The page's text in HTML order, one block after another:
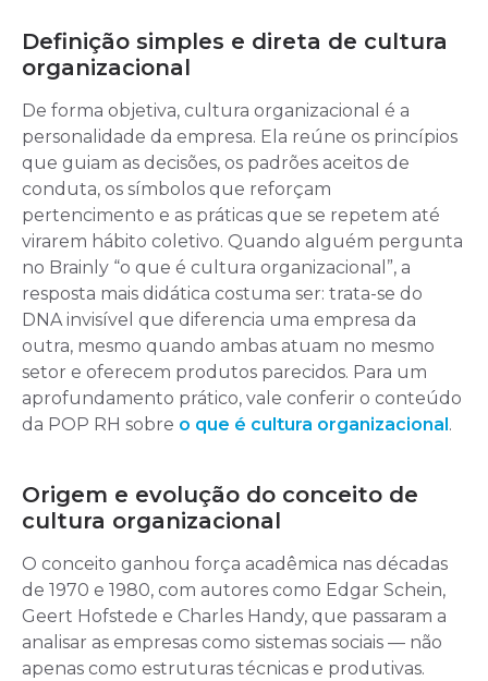
Definição simples e direta de cultura
organizacional
De forma objetiva, cultura organizacional é a
personalidade da empresa. Ela reúne os princípios
que guiam as decisões, os padrões aceitos de
conduta, os símbolos que reforçam
pertencimento e as práticas que se repetem até
virarem hábito coletivo. Quando alguém pergunta
no Brainly “o que é cultura organizacional”, a
resposta mais didática costuma ser: trata-se do
DNA invisível que diferencia uma empresa da
outra, mesmo quando ambas atuam no mesmo
setor e oferecem produtos parecidos. Para um
aprofundamento prático, vale conferir o conteúdo
da POP RH sobre o que é cultura organizacional.
Origem e evolução do conceito de
cultura organizacional
O conceito ganhou força acadêmica nas décadas
de 1970 e 1980, com autores como Edgar Schein,
Geert Hofstede e Charles Handy, que passaram a
analisar as empresas como sistemas sociais — não
apenas como estruturas técnicas e produtivas.